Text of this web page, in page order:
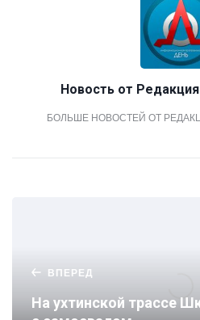
Новость от
БОЛЬШЕ НОВОСТЕЙ ОТ
ВПЕРЕД
На ухтинской трассе